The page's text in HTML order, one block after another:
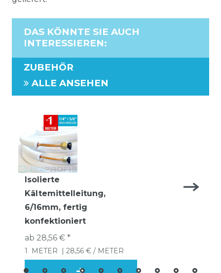
DAS KÖNNTE SIE AUCH
INTERESSIEREN:
ZUBEHÖR
ALLE ANSEHEN
Isolierte
Kältemittelleitung,
6/16mm, fertig
konfektioniert
ab 28,56 € *
1 METER | 28,56 € / METER